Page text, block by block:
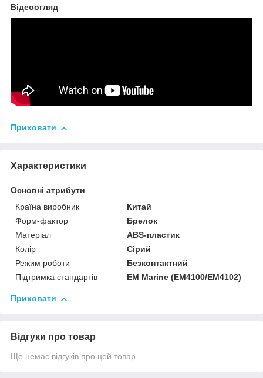
Відеоогляд
Приховати
Характеристики
Основні атрибути
Країна виробник
Китай
Форм-фактор
Брелок
Матеріал
ABS-пластик
Колір
Сірий
Режим роботи
Безконтактний
Підтримка стандартів
EM Marine (EM4100/EM4102)
Приховати
Відгуки про товар
Ще немає відгуків про цей товар